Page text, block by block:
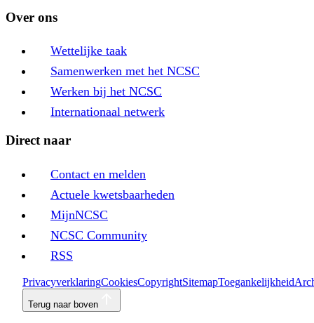
Over ons
Wettelijke taak
Samenwerken met het NCSC
Werken bij het NCSC
Internationaal netwerk
Direct naar
Contact en melden
Actuele kwetsbaarheden
MijnNCSC
NCSC Community
RSS
PrivacyverklaringCookiesCopyrightSitemapToegankelijkheid
Terug naar boven